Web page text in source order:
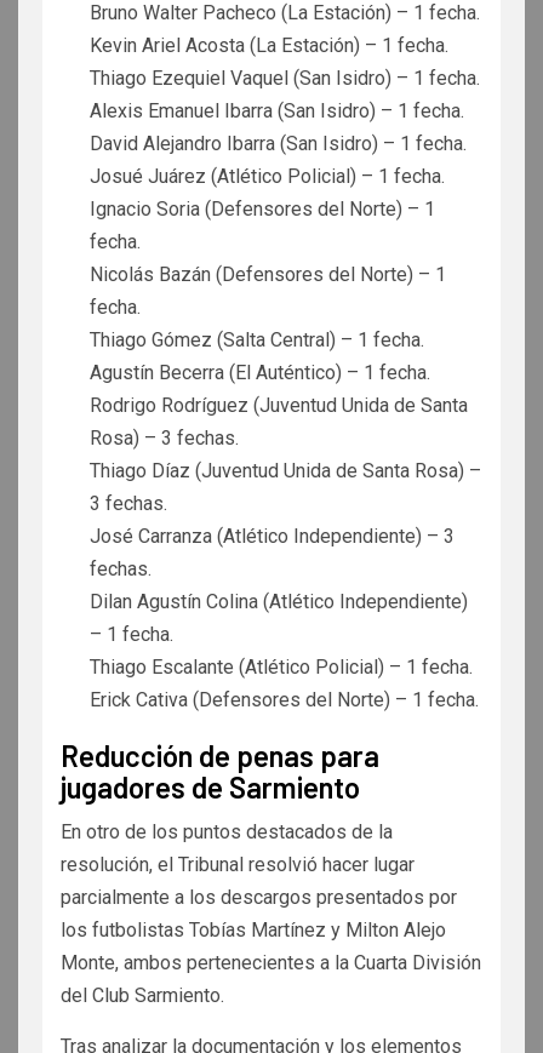
Bruno Walter Pacheco (La Estación) – 1 fecha.
Kevin Ariel Acosta (La Estación) – 1 fecha.
Thiago Ezequiel Vaquel (San Isidro) – 1 fecha.
Alexis Emanuel Ibarra (San Isidro) – 1 fecha.
David Alejandro Ibarra (San Isidro) – 1 fecha.
Josué Juárez (Atlético Policial) – 1 fecha.
Ignacio Soria (Defensores del Norte) – 1
fecha.
Nicolás Bazán (Defensores del Norte) – 1
fecha.
Thiago Gómez (Salta Central) – 1 fecha.
Agustín Becerra (El Auténtico) – 1 fecha.
Rodrigo Rodríguez (Juventud Unida de Santa
Rosa) – 3 fechas.
Thiago Díaz (Juventud Unida de Santa Rosa) –
3 fechas.
José Carranza (Atlético Independiente) – 3
fechas.
Dilan Agustín Colina (Atlético Independiente)
– 1 fecha.
Thiago Escalante (Atlético Policial) – 1 fecha.
Erick Cativa (Defensores del Norte) – 1 fecha.
Reducción de penas para
jugadores de Sarmiento
En otro de los puntos destacados de la
resolución, el Tribunal resolvió hacer lugar
parcialmente a los descargos presentados por
los futbolistas Tobías Martínez y Milton Alejo
Monte, ambos pertenecientes a la Cuarta División
del Club Sarmiento.
Tras analizar la documentación y los elementos